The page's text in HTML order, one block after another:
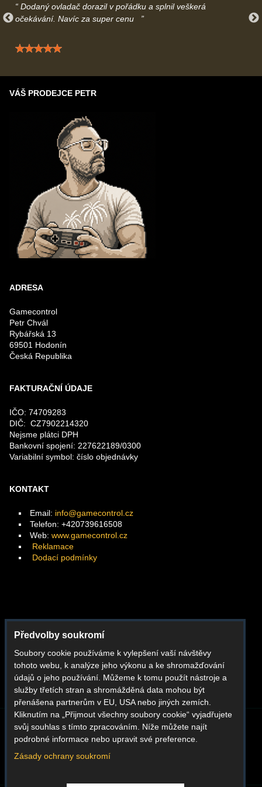
Dodaný ovladač dorazil v pořádku a splnil veškerá
očekávání. Navíc za super cenu
Hodnocení: 5 / 5
VÁŠ PRODEJCE PETR
ADRESA
Gamecontrol
Petr Chvál
Rybářská 13
69501 Hodonín
Česká Republika
FAKTURAČNÍ ÚDAJE
IČO: 74709283
DIČ: CZ7902214320
Nejsme plátci DPH
Bankovní spojení: 227622189/0300
Variabilní symbol: číslo objednávky
KONTAKT
Email: info@gamecontrol.cz
Telefon: +420739616508
Web: www.gamecontrol.cz
Reklamace
Dodací podmínky
Instagram
Youtube
Whatsapp
BLOG O NÁS KONTAKT
REKLAMACE
DODACÍ PODMÍNKY
OBCHODNÍ PODMÍNKY
Předvolby soukromí
Soubory cookie používáme k vylepšení vaší návštěvy
tohoto webu, k analýze jeho výkonu a ke shromažďování
údajů o jeho používání. Můžeme k tomu použít nástroje a
služby třetích stran a shromážděná data mohou být
přenášena partnerům v EU, USA nebo jiných zemích.
Kliknutím na „Přijmout všechny soubory cookie“ vyjadřujete
svůj souhlas s tímto zpracováním. Níže můžete najít
podrobné informace nebo upravit své preference.
Zásady ochrany soukromí